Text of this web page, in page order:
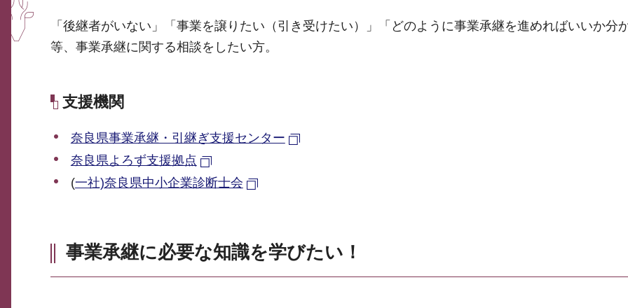
「後継者がいない」「事業を譲りたい（引き受けたい）」「どのように事業承継を進めればいいか分
等、事業承継に関する相談をしたい方。
支援機関
奈良県事業承継・引継ぎ支援センター
奈良県よろず支援拠点
(一社)奈良県中小企業診断士会
事業承継に必要な知識を学びたい！